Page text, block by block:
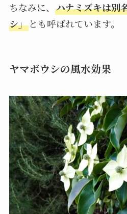
ちなみに、 ハナミズキは別
シ」とも呼ばれています。
ヤマボウシの風水効果